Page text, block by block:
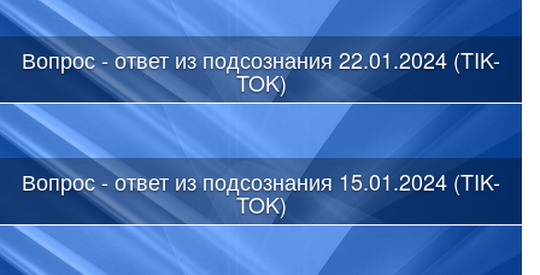
Вопрос - ответ из подсознания 22.01.2024 (TIK-
TOK)
Вопрос - ответ из подсознания 15.01.2024 (TIK-
TOK)